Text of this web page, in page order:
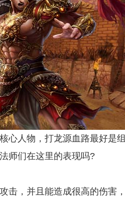
人物，打龙源血路最好是
师们在这里的表现吗?
，并且能造成很高的伤害